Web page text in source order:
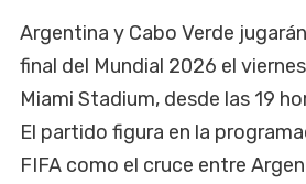
Argentina y Cabo Verde
final del Mundial 2026 el
Miami Stadium, desde las 19
El partido figura en la
FIFA como el cruce entre